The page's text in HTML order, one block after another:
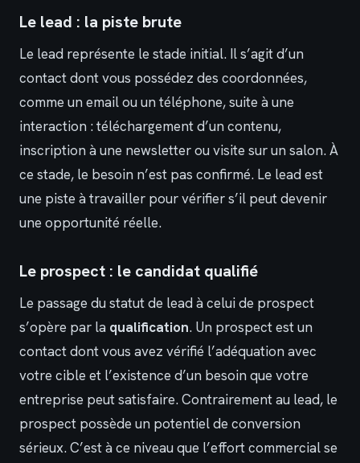
Le lead : la piste brute
Le lead représente le stade initial. Il s’agit d’un
contact dont vous possédez des coordonnées,
comme un email ou un téléphone, suite à une
interaction : téléchargement d’un contenu,
inscription à une newsletter ou visite sur un salon. À
ce stade, le besoin n’est pas confirmé. Le lead est
une piste à travailler pour vérifier s’il peut devenir
une opportunité réelle.
Le prospect : le candidat qualifié
Le passage du statut de lead à celui de prospect
s’opère par la qualification. Un prospect est un
contact dont vous avez vérifié l’adéquation avec
votre cible et l’existence d’un besoin que votre
entreprise peut satisfaire. Contrairement au lead, le
prospect possède un potentiel de conversion
sérieux. C’est à ce niveau que l’effort commercial se